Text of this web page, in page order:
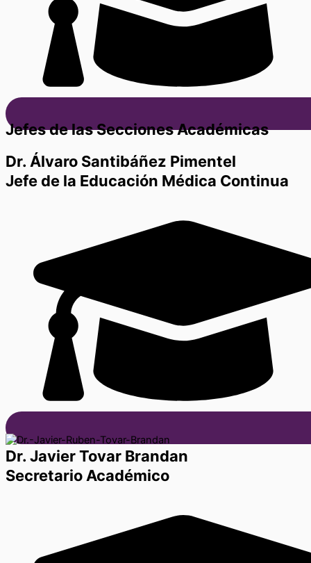
Jefes de las Secciones Académicas
Dr. Álvaro Santibáñez Pimentel
Jefe de la Educación Médica Continua
Dr. Javier Tovar Brandan
Secretario Académico